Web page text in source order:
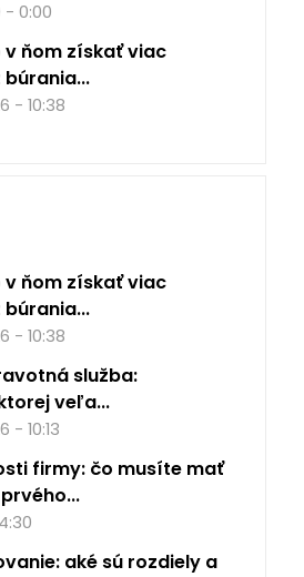
- 0:00
v ňom získať viac
- 10:38
v ňom získať viac
- 10:38
služba:
veľa...
- 10:13
firmy: čo musíte mať
aké sú rozdiely a